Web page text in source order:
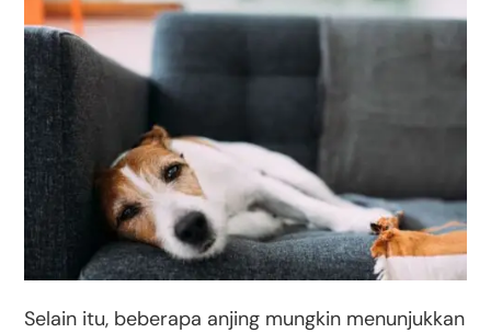
Selain itu, beberapa anjing mungkin menunjukkan